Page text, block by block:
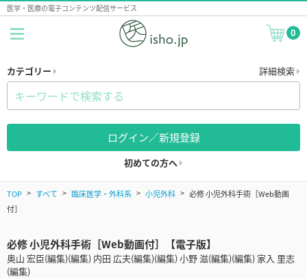
医学・医療の電子コンテンツ配信サービス
0
カテゴリー 詳細検索
ログイン／新規登録
初めての方へ
TOP すべて 臨床医学・外科系 小児外科
必修 小児外科手術［Web動画
付］
必修 小児外科手術［Web動画付］【電子版】
奥山 宏臣(編集)(編集) 内田 広夫(編集)(編集) 小野 滋(編集)(編集) 家入 里志
(編集)